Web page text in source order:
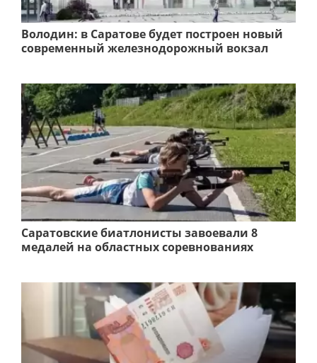
Володин: в Саратове будет построен новый
современный железнодорожный вокзал
Саратовские биатлонисты завоевали 8
медалей на областных соревнованиях